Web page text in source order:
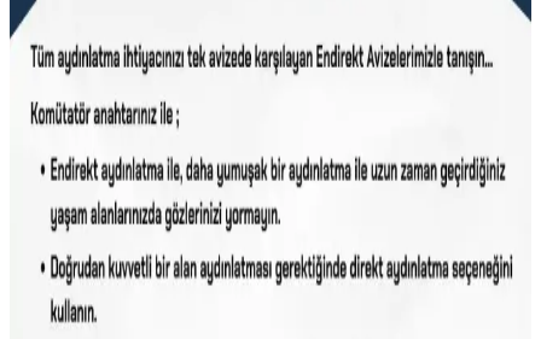
hakkında detaylı bilgi.
Artı Ay<dı>nlatma Papatya Plafonyer Ledli Avize:
Papatya Plafonyer Ledli Avize, modern tasarımı ve enerji verimli
LED teknolojisiyle yaşam alanlarınıza şıklık katarken,
fonksiyonelliğiyle de öne çıkar.
Luxor 60 cm Kumandalı Modern LED Aydınlatma
Tavsiye ve Özellikleri
Luxor 60 cm kumandalı LED avize, çok renkli ışık seçenekleri ve
şık tasarımıyla geniş alanlara uygun, enerji tasarruflu ve kullanışlı bir